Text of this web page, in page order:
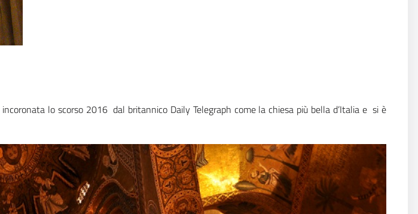
incoronata lo scorso 2016 dal britannico Daily Telegraph come la chiesa più bella d’Italia e si è